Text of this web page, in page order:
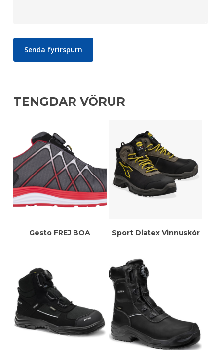
TENGDAR VÖRUR
Meiri Upplýsingar
Gesto FREJ BOA Meiri Upplýsingar
Sport Diatex Vinnuskór